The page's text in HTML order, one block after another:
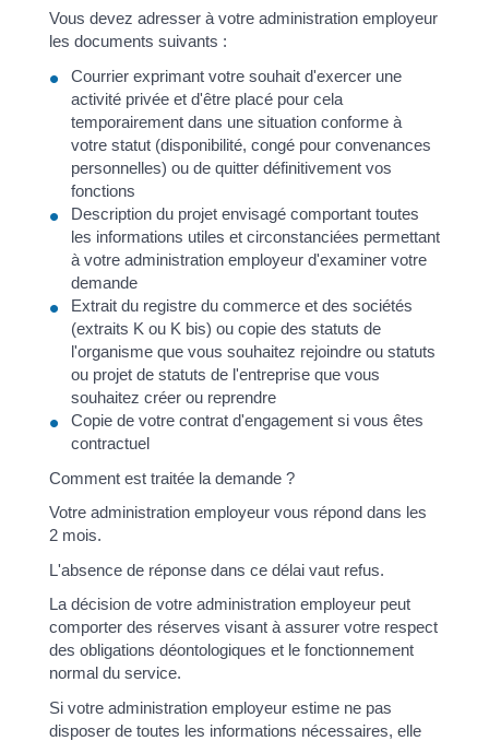
Vous devez adresser à votre administration employeur
les documents suivants :
Courrier exprimant votre souhait d'exercer une
activité privée et d'être placé pour cela
temporairement dans une situation conforme à
votre statut (disponibilité, congé pour convenances
personnelles) ou de quitter définitivement vos
fonctions
Description du projet envisagé comportant toutes
les informations utiles et circonstanciées permettant
à votre administration employeur d'examiner votre
demande
Extrait du registre du commerce et des sociétés
(extraits K ou K bis) ou copie des statuts de
l'organisme que vous souhaitez rejoindre ou statuts
ou projet de statuts de l'entreprise que vous
souhaitez créer ou reprendre
Copie de votre contrat d'engagement si vous êtes
contractuel
Comment est traitée la demande ?
Votre administration employeur vous répond dans les
2 mois.
L'absence de réponse dans ce délai vaut refus.
La décision de votre administration employeur peut
comporter des réserves visant à assurer votre respect
des obligations déontologiques et le fonctionnement
normal du service.
Si votre administration employeur estime ne pas
disposer de toutes les informations nécessaires, elle